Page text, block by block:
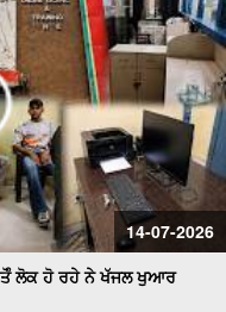
14-07-2026
ਤੋੰ ਲੋਕ ਹੋ ਰਹੇ ਨੇ ਖੱਜਲ ਖੁਆਰ